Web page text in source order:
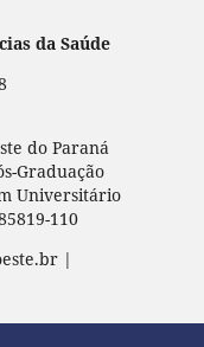
da Saúde
do Paraná
Graduação
Universitário
110
|